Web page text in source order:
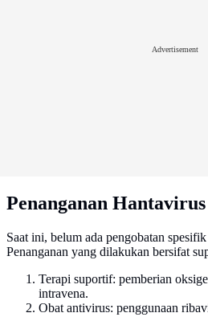
Advertisement
Penanganan Hantavirus
Saat ini, belum ada pengobatan
Penanganan yang dilakukan bersifat
Terapi suportif: pemberian
intravena.
Obat antivirus: penggunaan